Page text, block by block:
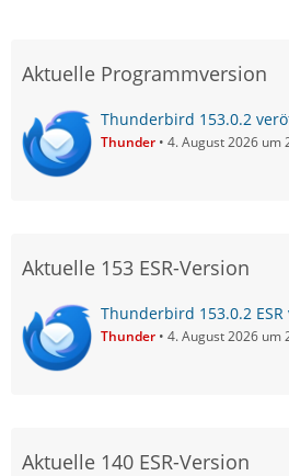
Aktuelle Programmversion
Thunderbird 153.0.2
Thunder 4. August 2026 um
Aktuelle 153 ESR-Version
Thunderbird 153.0.2
Thunder 4. August 2026 um
Aktuelle 140 ESR-Version